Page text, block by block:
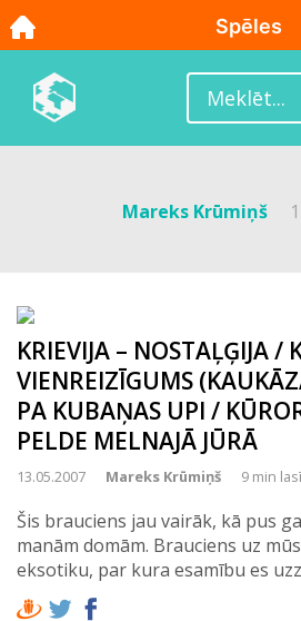
Mareks Krūmiņš
KRIEVIJA – NOSTAĻĢIJA /
VIENREIZĪGUMS
PA KUBAŅAS UPI /
PELDE MELNAJĀ JŪRĀ
13.05.2007 Mareks Krūmiņš 9 min
Šis brauciens jau vairāk, kā pus
manām domām. Brauciens uz
eksotiku, par kura esamību es